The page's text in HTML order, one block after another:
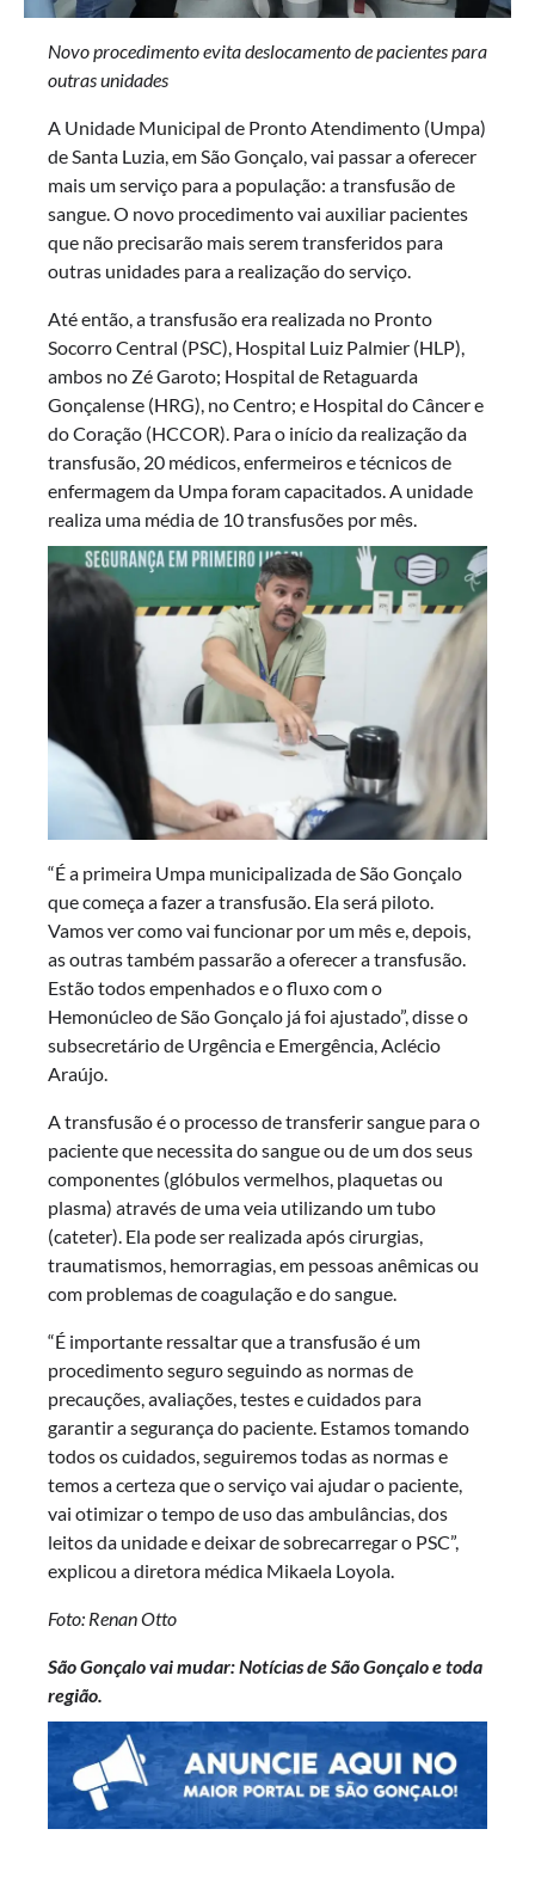
Novo procedimento evita deslocamento de pacientes para
outras unidades
A Unidade Municipal de Pronto Atendimento (Umpa)
de Santa Luzia, em São Gonçalo, vai passar a oferecer
mais um serviço para a população: a transfusão de
sangue. O novo procedimento vai auxiliar pacientes
que não precisarão mais serem transferidos para
outras unidades para a realização do serviço.
Até então, a transfusão era realizada no Pronto
Socorro Central (PSC), Hospital Luiz Palmier (HLP),
ambos no Zé Garoto; Hospital de Retaguarda
Gonçalense (HRG), no Centro; e Hospital do Câncer e
do Coração (HCCOR). Para o início da realização da
transfusão, 20 médicos, enfermeiros e técnicos de
enfermagem da Umpa foram capacitados. A unidade
realiza uma média de 10 transfusões por mês.
“É a primeira Umpa municipalizada de São Gonçalo
que começa a fazer a transfusão. Ela será piloto.
Vamos ver como vai funcionar por um mês e, depois,
as outras também passarão a oferecer a transfusão.
Estão todos empenhados e o fluxo com o
Hemonúcleo de São Gonçalo já foi ajustado”, disse o
subsecretário de Urgência e Emergência, Aclécio
Araújo.
A transfusão é o processo de transferir sangue para o
paciente que necessita do sangue ou de um dos seus
componentes (glóbulos vermelhos, plaquetas ou
plasma) através de uma veia utilizando um tubo
(cateter). Ela pode ser realizada após cirurgias,
traumatismos, hemorragias, em pessoas anêmicas ou
com problemas de coagulação e do sangue.
“É importante ressaltar que a transfusão é um
procedimento seguro seguindo as normas de
precauções, avaliações, testes e cuidados para
garantir a segurança do paciente. Estamos tomando
todos os cuidados, seguiremos todas as normas e
temos a certeza que o serviço vai ajudar o paciente,
vai otimizar o tempo de uso das ambulâncias, dos
leitos da unidade e deixar de sobrecarregar o PSC”,
explicou a diretora médica Mikaela Loyola.
Foto: Renan Otto
São Gonçalo vai mudar: Notícias de São Gonçalo e toda
região.